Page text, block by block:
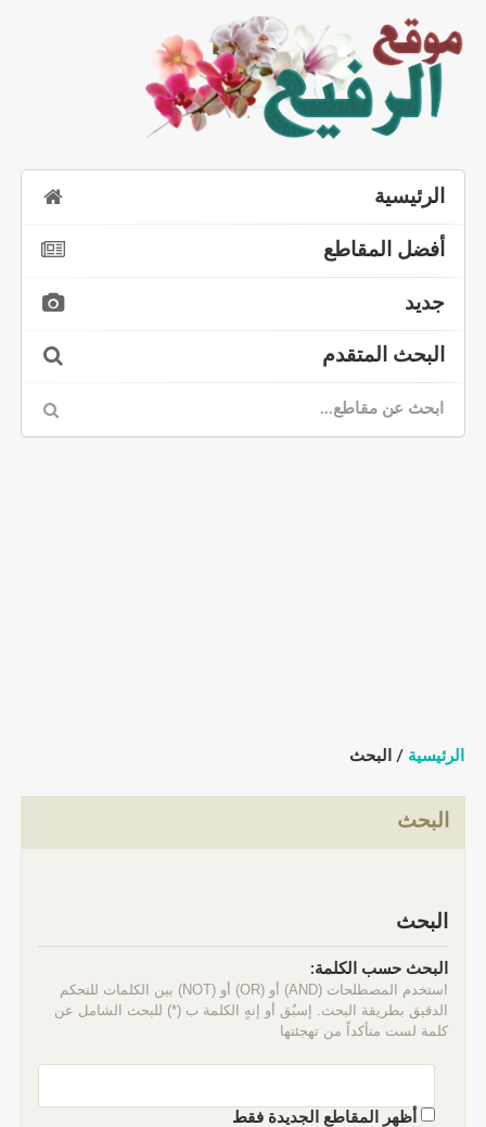
الرئيسية
أفضل المقاطع
جديد
البحث المتقدم
الرئيسية / البحث
البحث
البحث
البحث حسب الكلمة:
استخدم المصطلحات (AND) أو (OR) أو (NOT) بين الكلمات للتحكم
الدقيق بطريقة البحث. إسبُق أو إنهٍ الكلمة ب (*) للبحث الشامل عن
كلمة لست متأكداً من تهجئتها
أظهر المقاطع الجديدة فقط